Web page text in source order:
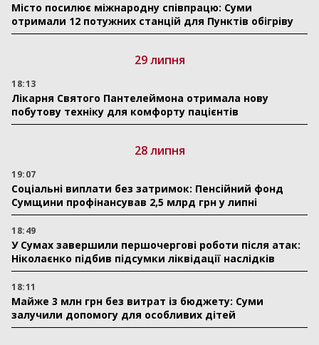
Місто посилює міжнародну співпрацю: Суми
отримали 12 потужних станцій для Пунктів обігріву
29 липня
18:13
Лікарня Святого Пантелеймона отримала нову
побутову техніку для комфорту пацієнтів
28 липня
19:07
Соціальні виплати без затримок: Пенсійний фонд
Сумщини профінансував 2,5 млрд грн у липні
18:49
У Сумах завершили першочергові роботи після атак:
Ніколаєнко підбив підсумки ліквідації наслідків
18:11
Майже 3 млн грн без витрат із бюджету: Суми
залучили допомогу для особливих дітей